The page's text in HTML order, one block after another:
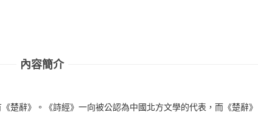
內容簡介
楚辭》。《詩經》一向被公認為中國北方文學的代表，而《楚辭》